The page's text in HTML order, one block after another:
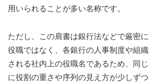
用いられることが多い名称です。
ただし、この肩書は銀行法などで厳密
役職ではなく、各銀行の人事制度や組
される社内上の役職名であるため、同
に役割の重さや序列の見え方が少しずつ